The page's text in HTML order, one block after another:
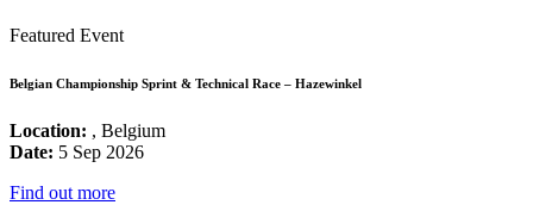
Featured Event
Belgian Championship Sprint & Technical Race – Hazewinkel
Location: , Belgium
Date: 5 Sep 2026
Find out more